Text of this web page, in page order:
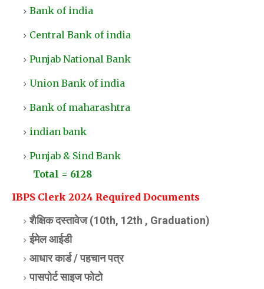
Bank of india
Central Bank of india
Punjab National Bank
Union Bank of india
Bank of maharashtra
indian bank
Punjab & Sind Bank
Total = 6128
IBPS Clerk 2024 Required Documents
शैक्षिक दस्तावेज (10th, 12th , Graduation)
ईमेल आईडी
आधार कार्ड /पहचान पत्र
पासपोर्ट साइज फोटो